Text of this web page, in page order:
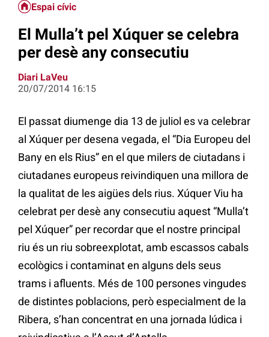
Espai cívic
El Mulla’t pel Xúquer se celebra
per desè any consecutiu
Diari LaVeu
20/07/2014 16:15
El passat diumenge dia 13 de juliol es va celebrar
al Xúquer per desena vegada, el “Dia Europeu del
Bany en els Rius” en el que milers de ciutadans i
ciutadanes europeus reivindiquen una millora de
la qualitat de les aigües dels rius. Xúquer Viu ha
celebrat per desè any consecutiu aquest “Mulla’t
pel Xúquer” per recordar que el nostre principal
riu és un riu sobreexplotat, amb escassos cabals
ecològics i contaminat en alguns dels seus
trams i afluents. Més de 100 persones vingudes
de distintes poblacions, però especialment de la
Ribera, s’han concentrat en una jornada lúdica i